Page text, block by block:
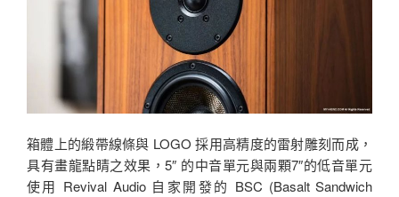
箱體上的緞帶線條與 LOGO 採用高精度的雷射雕刻而成，
具有畫龍點睛之效果，5″ 的中音單元與兩顆7″的低音單元
使用 Revival Audio 自家開發的 BSC (Basalt Sandwich